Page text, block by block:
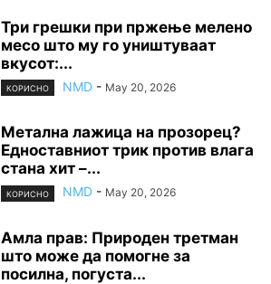
Три грешки при пржење мелено
месо што му го уништуваат
вкусот:...
КОРИСНО NMD - May 20, 2026
Метална лажица на прозорец?
Едноставниот трик против влага
стана хит –...
КОРИСНО NMD - May 20, 2026
Амла прав: Природен третман
што може да помогне за
посилна, погуста...